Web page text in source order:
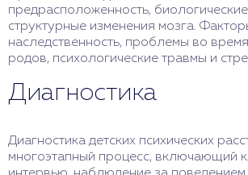
предрасположенность,
структурные изменения мозга.
наследственность, проблемы во
родов, психологические травмы и
Диагностика
Диагностика детских психических
многоэтапный процесс, включающий